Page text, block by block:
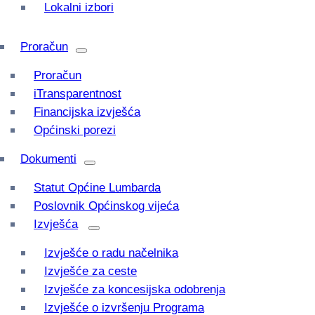
Lokalni izbori
Proračun
Proračun
iTransparentnost
Financijska izvješća
Općinski porezi
Dokumenti
Statut Općine Lumbarda
Poslovnik Općinskog vijeća
Izvješća
Izvješće o radu načelnika
Izvješće za ceste
Izvješće za koncesijska odobrenja
Izvješće o izvršenju Programa